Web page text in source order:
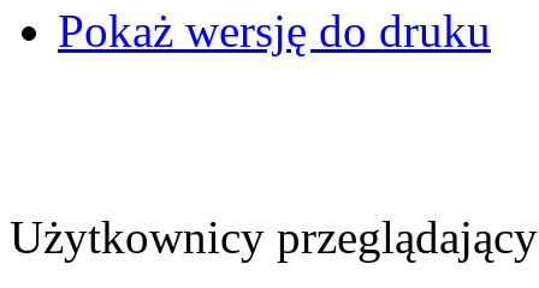
Pokaż wersję do druku
Użytkownicy